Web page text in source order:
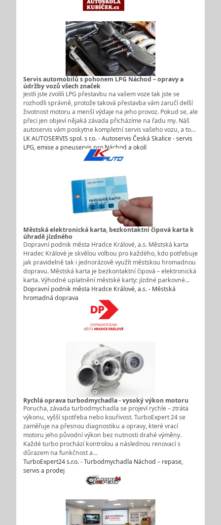
Servis automobilů s pohonem LPG Náchod – opravy a
údržby vozů všech značek
Jestli jste zvolili LPG přestavbu na vašem voze tak jste se
rozhodli správně, protože taková přestavba vám zaručí delší
životnost motoru a menší výdaje na jeho provoz. Pokud se, ale
přeci jen objeví nějaká závada přicházíme na řadu my. Náš
autoservis vám poskytne kompletní servis vašeho vozu, a to…
LK AUTOSERVIS spol. s r.o. - Autoservis Česká Skalice - servis
LPG, emise a pneuservis pro Náchod a okolí
Městská elektronická karta, bezkontaktní čipová karta k
úhradě jízdného
Dopravní podnik města Hradce Králové, a.s. Městská karta
Hradec Králové je skvělou volbou pro každého, kdo potřebuje
jak pravidelně tak i jednorázově využít městskou hromadnou
dopravu. Městská karta je bezkontaktní čipová – elektronická
karta. Výhodné uplatnění městské karty: jízdné parkovné…
Dopravní podnik města Hradce Králové, a.s. - Městská
hromadná doprava
Rychlá oprava turbodmychadla - vysoký výkon motoru
Porucha, závada turbodmychadla se projeví rychle – ztráta
výkonu, vyšší spotřeba nebo kouřivost. TurboExpert 24 se
zaměřuje na přesnou diagnostiku a opravy, které vrací
motoru jeho původní výkon bez nutnosti drahé výměny.
Každé turbo prochází kontrolou a následnou renovací s
důrazem na funkčnost a…
TurboExpert24 s.r.o. - Turbodmychadla Náchod – repase,
servis a prodej